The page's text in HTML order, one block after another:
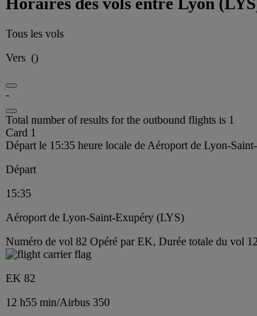
Tous les vols
Vers ()
-
Total number of results for the outbound flights is 1
Card 1
Départ le 15:35 heure locale de Aéroport de Lyon-
Départ
15:35
Aéroport de Lyon-Saint-Exupéry (LYS)
Numéro de vol 82 Opéré par EK, Durée totale du vol
EK 82
12 h55 min/Airbus 350